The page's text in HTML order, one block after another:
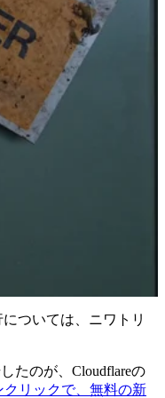
ついては、ニワトリ
たのが、Cloudflareの
クリックで、無料の新